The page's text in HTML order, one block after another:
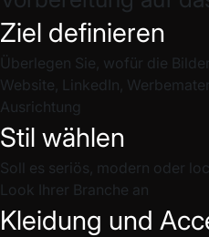
Ziel definieren
Überlegen Sie, wofür die
Website, LinkedIn,
Ausrichtung
Stil wählen
Soll es seriös, modern oder
Look Ihrer Branche an
Kleidung und